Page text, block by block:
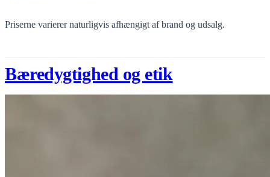
Priserne varierer naturligvis afhængigt af brand og udsalg.
Bæredygtighed og etik